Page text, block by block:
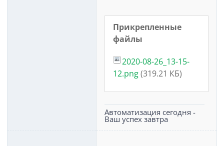
Прикрепленные
файлы
2020-08-26_13-15-
12.png(319.21 КБ)
Автоматизация сегодня -
Ваш успех завтра